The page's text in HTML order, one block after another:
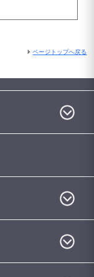
ページトップへ戻る